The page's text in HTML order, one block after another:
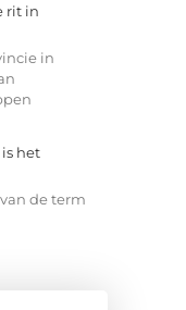
rit in
in
het
de term